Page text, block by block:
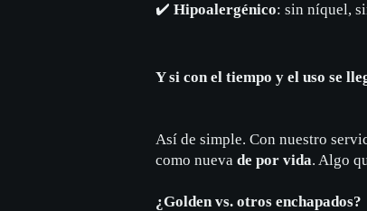
✔️ Hipoalergénico: sin níquel,
Y si con el tiempo y el uso se
Así de simple. Con nuestro
como nueva de por vida. Algo
¿Golden vs. otros enchapados?